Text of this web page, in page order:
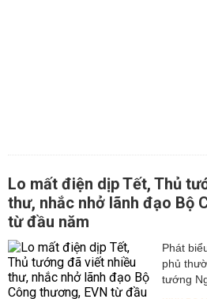
Lo mất điện dịp Tết, Thủ
thư, nhắc nhở lãnh đạo Bộ
từ đầu năm
Phát
phủ
tướng